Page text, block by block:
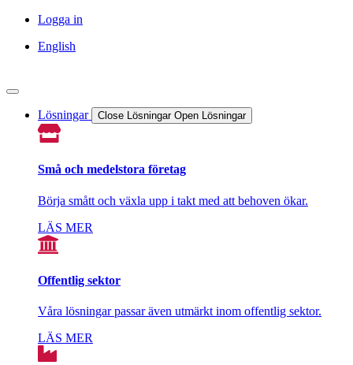
Skip
content
Logga in
English
Lösningar Close Lösningar Open Lösningar
Små och medelstora företag
Börja smått och växla upp i takt med att behoven ökar.
LÄS MER
Offentlig sektor
Våra lösningar passar även utmärkt inom offentlig sektor.
LÄS MER